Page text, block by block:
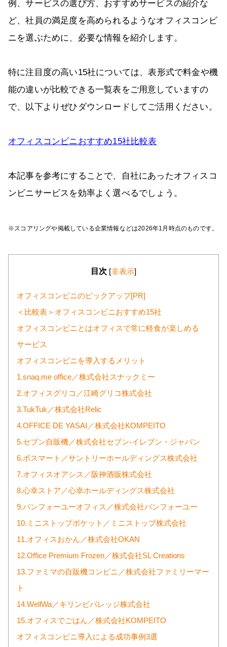
例、サービスの選び方、おすすめサービスの紹介な
ど、社員の満足度を高められるようなオフィスコンビ
ニを選ぶために、必要な情報を紹介します。
特に注目度の高い15社については、表形式で料金や機
能の違いが比較できる一覧表をご用意していますの
で、以下よりぜひダウンロードしてご活用ください。
オフィスコンビニおすすめ15社比較表
本記事を参考にすることで、自社にあったオフィスコ
ンビニサービスを効率よく選べるでしょう。
※スコアリングや掲載している企業情報などは2026年1月時点のものです。
目次 [非表示]
オフィスコンビニのピックアップ[PR]
＜比較表＞オフィスコンビニおすすめ15社
オフィスコンビニとはオフィスで常に軽食が楽しめる
サービス
オフィスコンビニを導入するメリット
1.snaq.me office／株式会社スナックミー
2.オフィスグリコ／江崎グリコ株式会社
3.TukTuk／株式会社Relic
4.OFFICE DE YASAI／株式会社KOMPEITO
5.セブン自販機／株式会社セブン‐イレブン・ジャパン
6.ボスマート／サントリーホールディングス株式会社
7.オフィスオアシス／阪神酒販株式会社
8.心幸ストア／心幸ホールディングス株式会社
9.パンフォーユーオフィス／株式会社パンフォーユー
10.ミニストップポケット／ミニストップ株式会社
11.オフィスおかん／株式会社OKAN
12.Office Premium Frozen／株式会社SL Creations
13.ファミマの自販機コンビニ／株式会社ファミリーマー
ト
14.WellWa／キリンビバレッジ株式会社
15.オフィスでごはん／株式会社KOMPEITO
オフィスコンビニ導入による成功事例3選